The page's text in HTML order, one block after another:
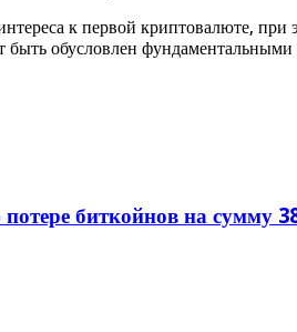
к первой криптовалюте, при
обусловлен
биткойнов на сумму